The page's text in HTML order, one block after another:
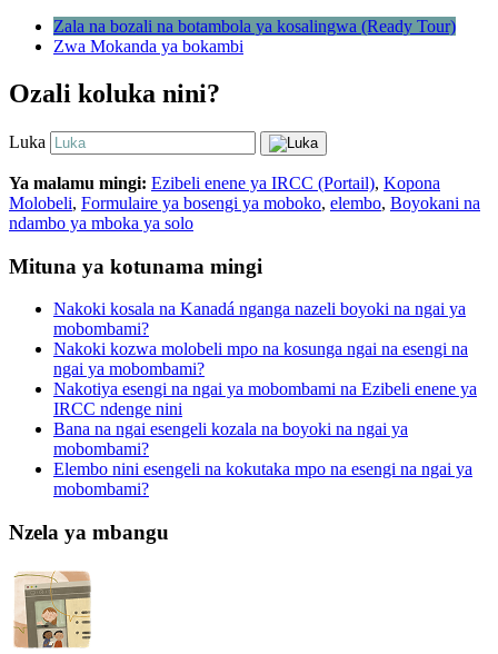
Zala na bozali na botambola ya kosalingwa (Ready Tour)
Zwa Mokanda ya bokambi
Ozali koluka nini?
Luka
Ya malamu mingi: Ezibeli enene ya IRCC (Portail), Kopona
Molobeli, Formulaire ya bosengi ya moboko, elembo, Boyokani na
ndambo ya mboka ya solo
Mituna ya kotunama mingi
Nakoki kosala na Kanadá nganga nazeli boyoki na ngai ya
mobombami?
Nakoki kozwa molobeli mpo na kosunga ngai na esengi na
ngai ya mobombami?
Nakotiya esengi na ngai ya mobombami na Ezibeli enene ya
IRCC ndenge nini
Bana na ngai esengeli kozala na boyoki na ngai ya
mobombami?
Elembo nini esengeli na kokutaka mpo na esengi na ngai ya
mobombami?
Nzela ya mbangu